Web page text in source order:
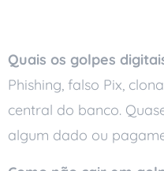
Quais os golpes
Phishing, falso Pix,
central do banco.
algum dado ou